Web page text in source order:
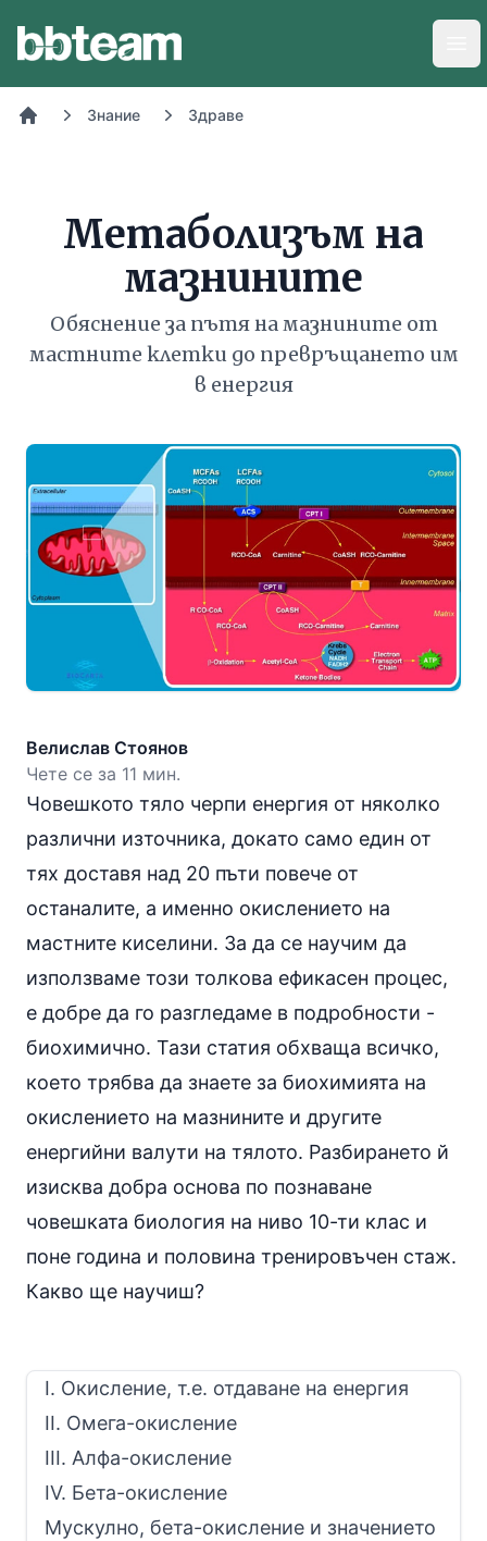
Знание Здраве
Метаболизъм на
мазнините
Обяснение за пътя на мазнините от
мастните клетки до превръщането им
в енергия
Велислав Стоянов
Чете се за 11 мин.
Човешкото тяло черпи енергия от няколко
различни източника, докaто само един от
тях доставя над 20 пъти повече от
останалите, а именно окислението на
мастните киселини. За да се научим да
използваме този толкова ефикасен процес,
е добре да го разгледаме в подробности -
биохимично. Тази статия обхваща всичко,
което трябва да знаете за биохимията на
окислението на мазнините и другите
енергийни валути на тялото. Разбирането й
изисква добра основа по познаване
човешката биология на ниво 10-ти клас и
поне година и половина тренировъчен стаж.
Какво ще научиш?
I. Окисление, т.е. отдаване на енергия
II. Омега-окисление
III. Алфа-окисление
IV. Бета-окисление
Мускулно, бета-окисление и значението